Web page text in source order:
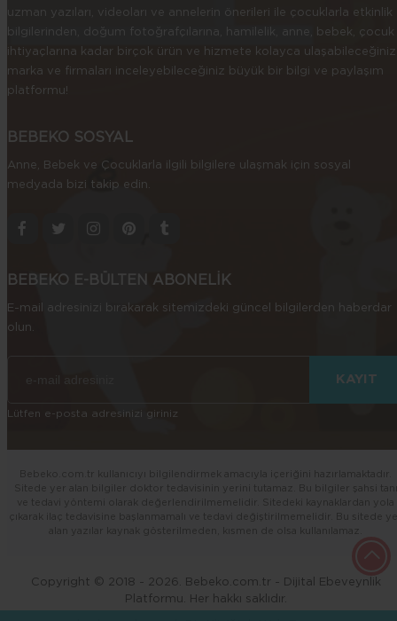
uzman yazıları, videoları ve annelerin önerileri ile çocuklarla etkinlik
bilgilerinden, doğum fotoğrafçılarına, hamilelik, anne, bebek, çocuk
ihtiyaçlarına kadar birçok ürün ve hizmete kolayca ulaşabileceğiniz
marka ve firmaları inceleyebileceğiniz büyük bir bilgi ve paylaşım
platformu!
BEBEKO SOSYAL
Anne, Bebek ve Çocuklarla ilgili bilgilere ulaşmak için sosyal
medyada bizi takip edin.
BEBEKO E-BÜLTEN ABONELİK
E-mail adresinizi bırakarak sitemizdeki güncel bilgilerden haberdar
olun.
Lütfen e-posta adresinizi giriniz
Bebeko.com.tr kullanıcıyı bilgilendirmek amacıyla içeriğini hazırlamaktadır.
Sitede yer alan bilgiler doktor tedavisinin yerini tutamaz. Bu bilgiler şahsi tanı
ve tedavi yöntemi olarak değerlendirilmemelidir. Sitedeki kaynaklardan yola
çıkarak ilaç tedavisine başlanmamalı ve tedavi değiştirilmemelidir. Bu sitede
alan yazılar kaynak gösterilmeden, kısmen de olsa kullanılamaz.
Copyright © 2018 - 2026. Bebeko.com.tr - Dijital Ebeveynlik
Platformu. Her hakkı saklıdır.